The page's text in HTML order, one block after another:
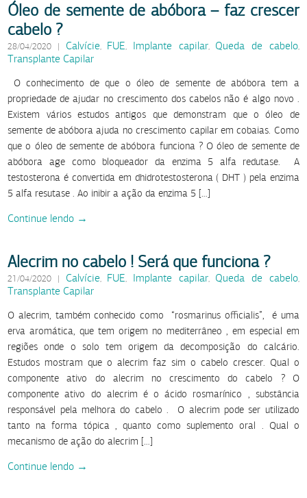
Óleo de semente de abóbora – faz crescer
cabelo ?
28/04/2020 | Calvície, FUE, Implante capilar, Queda de cabelo,
Transplante Capilar
O conhecimento de que o óleo de semente de abóbora tem a
propriedade de ajudar no crescimento dos cabelos não é algo novo .
Existem vários estudos antigos que demonstram que o óleo de
semente de abóbora ajuda no crescimento capilar em cobaias. Como
que o óleo de semente de abóbora funciona ? O óleo de semente de
abóbora age como bloqueador da enzima 5 alfa redutase. A
testosterona é convertida em dhidrotestosterona ( DHT ) pela enzima
5 alfa resutase . Ao inibir a ação da enzima 5 […]
Continue lendo →
Alecrim no cabelo ! Será que funciona ?
21/04/2020 | Calvície, FUE, Implante capilar, Queda de cabelo,
Transplante Capilar
O alecrim, também conhecido como “rosmarinus officialis”, é uma
erva aromática, que tem origem no mediterrâneo , em especial em
regiões onde o solo tem origem da decomposição do calcário.
Estudos mostram que o alecrim faz sim o cabelo crescer. Qual o
componente ativo do alecrim no crescimento do cabelo ? O
componente ativo do alecrim é o ácido rosmarínico , substância
responsável pela melhora do cabelo . O alecrim pode ser utilizado
tanto na forma tópica , quanto como suplemento oral . Qual o
mecanismo de ação do alecrim […]
Continue lendo →